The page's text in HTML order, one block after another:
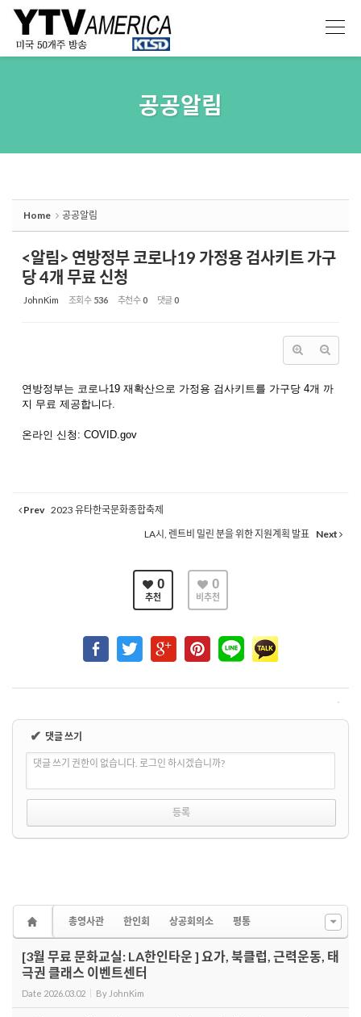
공공알림
Home 공공알림
<알림> 연방정부 코로나19 가정용 검사키트 가구
당 4개 무료 신청
JohnKim 조회 수 536 추천 수0 댓글0
연방정부는 코로나19 재확산으로 가정용 검사키트를 가구당 4개 까
지 무료 제공합니다.
온라인 신청: COVID.gov
Prev 2023 유타한국문화종합축제
LA시, 렌트비 밀린 분을 위한 지원계획 발표 Next
0
추천
0
비추천
✔ 댓글 쓰기
댓글 쓰기 권한이 없습니다. 로그인 하시겠습니까?
총영사관 한인회 상공회의소 평통
[3월 무료 문화교실: LA한인타운 ] 요가, 북클럽, 근력운동, 태
극권 클래스 이벤트센터
Date 2026.03.02 By JohnKim